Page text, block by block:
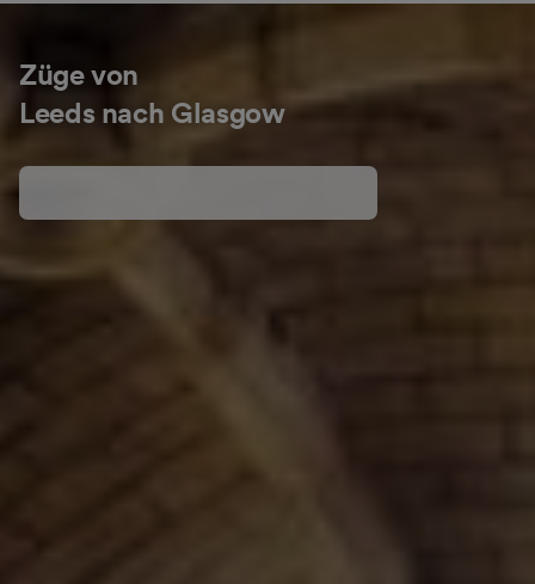
Züge von
Leeds nach Glasgow